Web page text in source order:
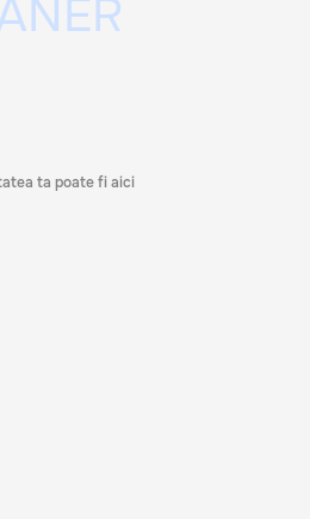
ta poate fi aici